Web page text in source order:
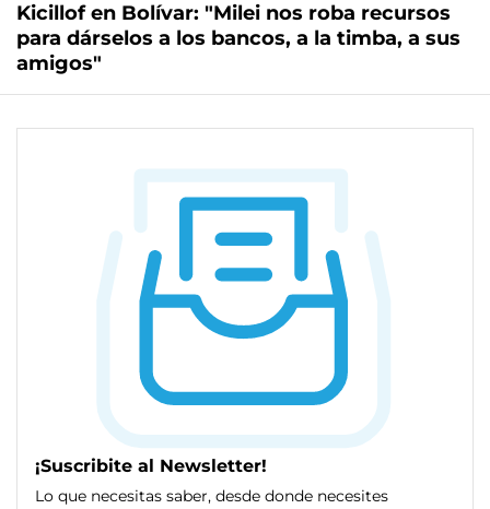
Kicillof en Bolívar: "Milei nos roba recursos
para dárselos a los bancos, a la timba, a sus
amigos"
¡Suscribite al Newsletter!
Lo que necesitas saber, desde donde necesites